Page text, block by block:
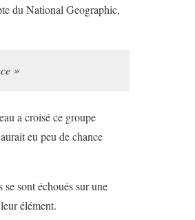
du National Geographic,
»
a croisé ce groupe
eu peu de chance
sont échoués sur une
élément.